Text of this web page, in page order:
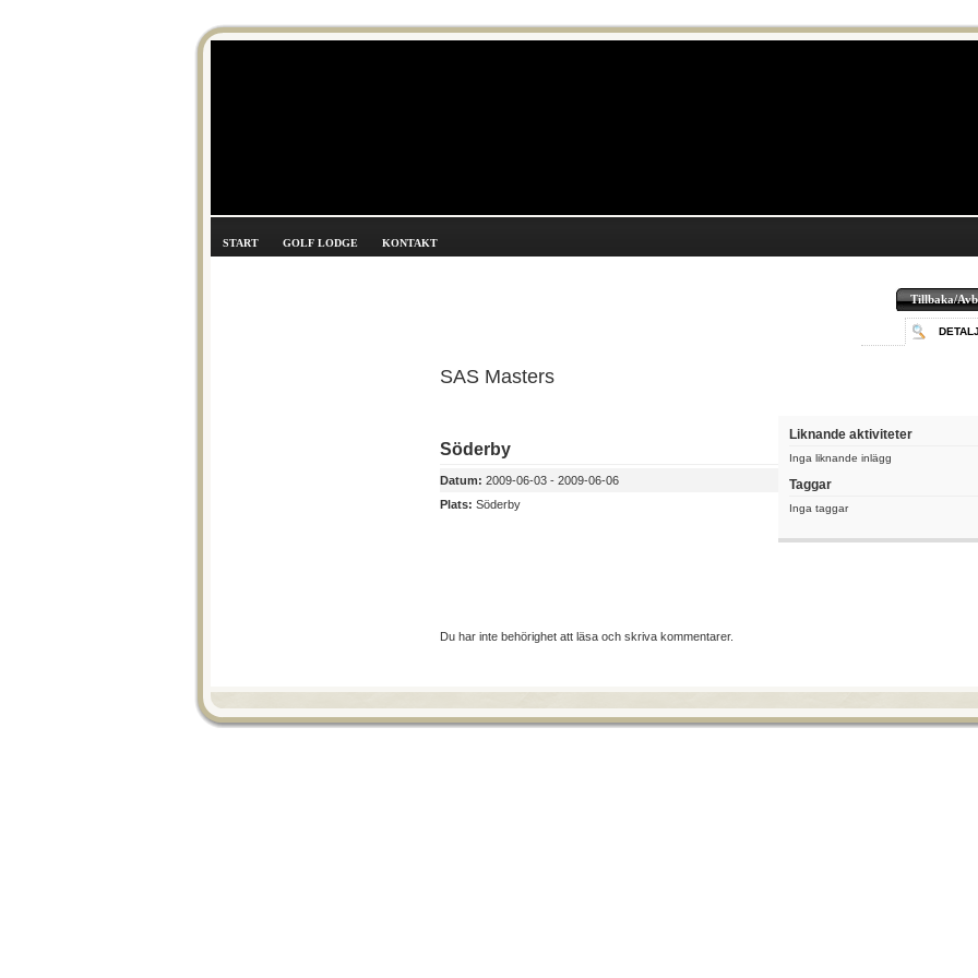
START GOLF LODGE KONTAKT
Tillbaka/
SAS Masters
Liknande aktiviteter
Inga liknande inlägg
Taggar
Inga taggar
Söderby
Datum: 2009-06-03 - 2009-06-06
Plats: Söderby
Du har inte behörighet att läsa och skriva kommentarer.